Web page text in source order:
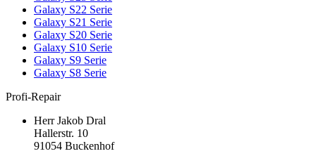
Galaxy S22 Serie
Galaxy S21 Serie
Galaxy S20 Serie
Galaxy S10 Serie
Galaxy S9 Serie
Galaxy S8 Serie
Profi-Repair
Herr Jakob Dral
Hallerstr. 10
91054 Buckenhof